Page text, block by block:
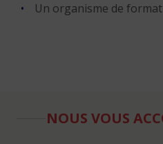
Un organisme de
NOUS VOUS